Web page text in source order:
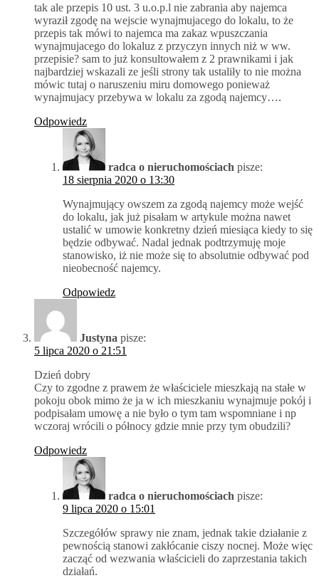
tak ale przepis 10 ust. 3 u.o.p.l nie zabrania aby najemca
wyraził zgodę na wejscie wynajmujacego do lokalu, to że
przepis tak mówi to najemca ma zakaz wpuszczania
wynajmujacego do lokaluz z przyczyn innych niż w ww.
przepisie? sam to już konsultowałem z 2 prawnikami i jak
najbardziej wskazali ze jeśli strony tak ustaliły to nie można
mówic tutaj o naruszeniu miru domowego ponieważ
wynajmujacy przebywa w lokalu za zgodą najemcy….
Odpowiedz
radca o nieruchomościach pisze:
18 sierpnia 2020 o 13:30
Wynajmujący owszem za zgodą najemcy może wejść
do lokalu, jak już pisałam w artykule można nawet
ustalić w umowie konkretny dzień miesiąca kiedy to się
będzie odbywać. Nadal jednak podtrzymuję moje
stanowisko, iż nie może się to absolutnie odbywać pod
nieobecność najemcy.
Odpowiedz
Justyna pisze:
5 lipca 2020 o 21:51
Dzień dobry
Czy to zgodne z prawem że właściciele mieszkają na stałe w
pokoju obok mimo że ja w ich mieszkaniu wynajmuje pokój i
podpisałam umowę a nie było o tym tam wspomniane i np
wczoraj wrócili o północy gdzie mnie przy tym obudzili?
Odpowiedz
radca o nieruchomościach pisze:
9 lipca 2020 o 15:01
Szczegółów sprawy nie znam, jednak takie działanie z
pewnością stanowi zakłócanie ciszy nocnej. Może więc
zacząć od wezwania właścicieli do zaprzestania takich
działań.